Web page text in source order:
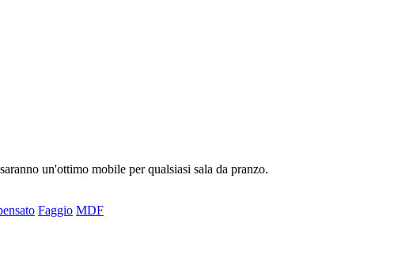
un'ottimo mobile per qualsiasi sala da pranzo.
Faggio MDF